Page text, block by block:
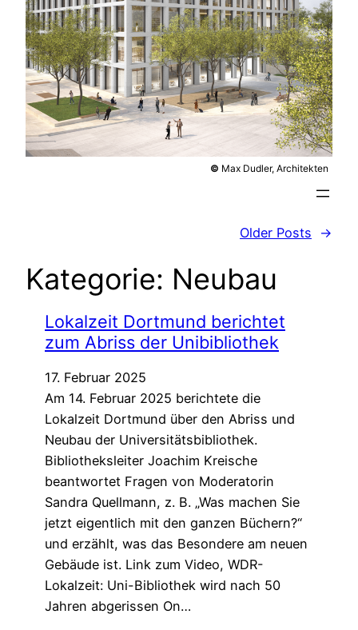
© Max Dudler, Architekten
Older Posts →
Kategorie: Neubau
Lokalzeit Dortmund berichtet
zum Abriss der Unibibliothek
17. Februar 2025
Am 14. Februar 2025 berichtete die
Lokalzeit Dortmund über den Abriss und
Neubau der Universitätsbibliothek.
Bibliotheksleiter Joachim Kreische
beantwortet Fragen von Moderatorin
Sandra Quellmann, z. B. „Was machen Sie
jetzt eigentlich mit den ganzen Büchern?“
und erzählt, was das Besondere am neuen
Gebäude ist. Link zum Video, WDR-
Lokalzeit: Uni-Bibliothek wird nach 50
Jahren abgerissen On…